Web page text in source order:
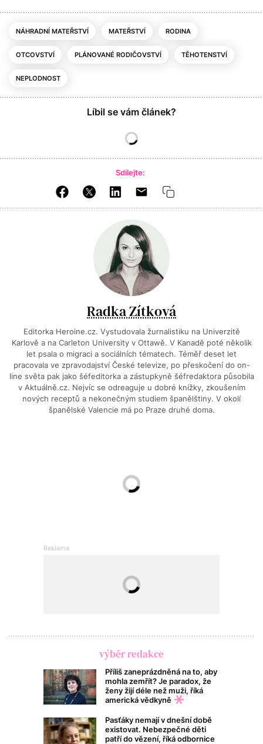
NÁHRADNÍ MATEŘSTVÍ MATEŘSTVÍ RODINA
OTCOVSTVÍ PLÁNOVANÉ RODIČOVSTVÍ TĚHOTENSTVÍ
NEPLODNOST
Líbil se vám článek?
Sdílejte:
Radka Zítková
Editorka Heroine.cz. Vystudovala žurnalistiku na Univerzitě
Karlově a na Carleton University v Ottawě. V Kanadě poté několik
let psala o migraci a sociálních tématech. Téměř deset let
pracovala ve zpravodajství České televize, po přeskočení do on-
line světa pak jako šéfeditorka a zástupkyně šéfredaktora působila
v Aktuálně.cz. Nejvíc se odreaguje u dobré knížky, zkoušením
nových receptů a nekonečným studiem španělštiny. V okolí
španělské Valencie má po Praze druhé doma.
výběr redakce
Příliš zaneprázdněná na to, aby
mohla zemřít? Je paradox, že
ženy žijí déle než muži, říká
americká vědkyně
Pasťáky nemají v dnešní době
existovat. Nebezpečné děti
patří do vězení, říká odbornice